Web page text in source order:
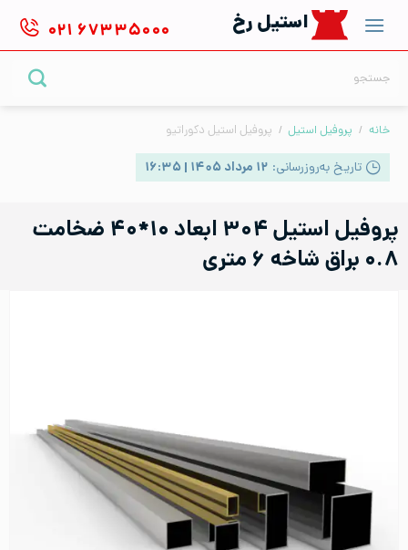
content
استیل رخ ۰۲۱ ۶۷۳۳۵۰۰۰
خانه / پروفیل استیل / پروفیل استیل دکوراتیو
تاریخ به‌روزرسانی: ۱۲ مرداد ۱۴۰۵ | ۱۶:۳۵
پروفیل استیل ۳۰۴ ابعاد ۱۰*۴۰ ضخامت
۰.۸ براق شاخه ۶ متری